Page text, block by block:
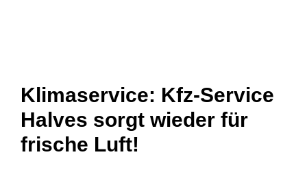
Klimaservice: Kfz-Service
Halves sorgt wieder für
frische Luft!